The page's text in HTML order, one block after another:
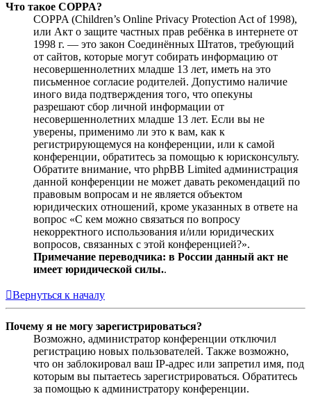
Что такое COPPA?
COPPA (Children’s Online Privacy Protection Act of 1998),
или Акт о защите частных прав ребёнка в интернете от
1998 г. — это закон Соединённых Штатов, требующий
от сайтов, которые могут собирать информацию от
несовершеннолетних младше 13 лет, иметь на это
письменное согласие родителей. Допустимо наличие
иного вида подтверждения того, что опекуны
разрешают сбор личной информации от
несовершеннолетних младше 13 лет. Если вы не
уверены, применимо ли это к вам, как к
регистрирующемуся на конференции, или к самой
конференции, обратитесь за помощью к юрисконсульту.
Обратите внимание, что phpBB Limited администрация
данной конференции не может давать рекомендаций по
правовым вопросам и не является объектом
юридических отношений, кроме указанных в ответе на
вопрос «С кем можно связаться по вопросу
некорректного использования и/или юридических
вопросов, связанных с этой конференцией?».
Примечание переводчика: в России данный акт не
имеет юридической силы..
Вернуться к началу
Почему я не могу зарегистрироваться?
Возможно, администратор конференции отключил
регистрацию новых пользователей. Также возможно,
что он заблокировал ваш IP-адрес или запретил имя, под
которым вы пытаетесь зарегистрироваться. Обратитесь
за помощью к администратору конференции.